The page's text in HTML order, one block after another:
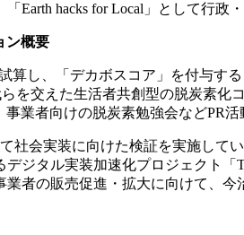
Earth hacks for Local」として行政
ン概要
し、「デカボスコア」を付与す
を交えた生活者共創型の脱炭素化
業者向けの脱炭素勉強会などPR
社会実装に向けた検証を実施し
ジタル実装加速化プロジェクト
者の販売促進・拡大に向けて、